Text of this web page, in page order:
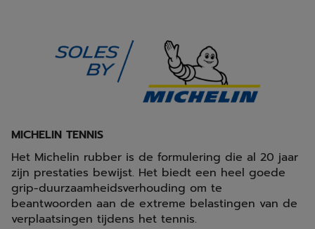
MICHELIN TENNIS
Het Michelin rubber is de formulering die al 20 jaar
zijn prestaties bewijst. Het biedt een heel goede
grip-duurzaamheidsverhouding om te
beantwoorden aan de extreme belastingen van de
verplaatsingen tijdens het tennis.